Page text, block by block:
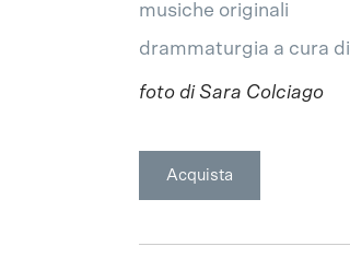
musiche originali
drammaturgia a cura di
foto di Sara Colciago
Acquista